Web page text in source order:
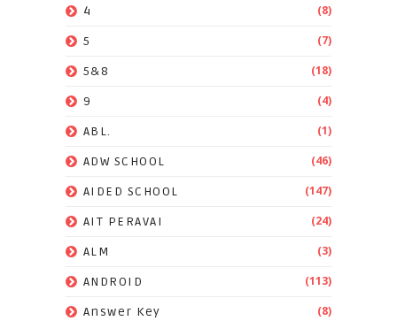
4 (8)
5 (7)
5&8 (18)
9 (4)
ABL. (1)
ADW SCHOOL (46)
AIDED SCHOOL (147)
AIT PERAVAI (24)
ALM (3)
ANDROID (113)
Answer Key (8)